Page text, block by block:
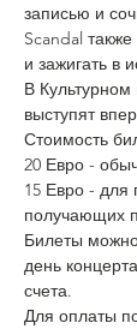
записью и
Scandal
и зажигать в
В
выступят
Стоимость
20 Евро -
15 Евро - для
получающих
Билеты
день
счета.
Для оплаты